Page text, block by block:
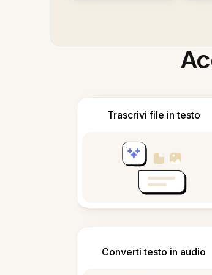
Trascrivi file in testo
Converti testo in audio